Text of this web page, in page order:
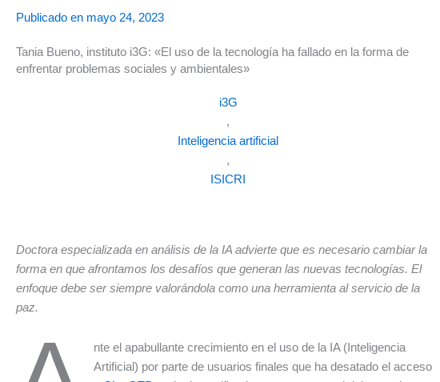
Publicado en mayo 24, 2023
Tania Bueno, instituto i3G: «El uso de la tecnología ha fallado en la forma de
enfrentar problemas sociales y ambientales»
i3G
,
Inteligencia artificial
,
ISICRI
Doctora especializada en análisis de la IA advierte que es necesario cambiar la
forma en que afrontamos los desafíos que generan las nuevas tecnologías. El
enfoque debe ser siempre valorándola como una herramienta al servicio de la
paz.
nte el apabullante crecimiento en el uso de la IA (Inteligencia
Artificial) por parte de usuarios finales que ha desatado el acceso